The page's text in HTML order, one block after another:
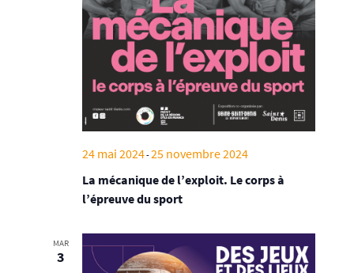
La mécanique de l’exploit. Le corps à
l’épreuve du sport
24 mai 2024-25 novembre 2024
MAR
3